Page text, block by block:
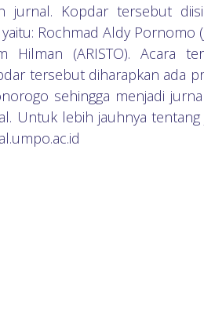
jurnal. Kopdar tersebut
Rochmad Aldy Pornomo
Hilman (ARISTO). Acara
tersebut diharapkan ada
sehingga menjadi
Untuk lebih jauhnya tentang